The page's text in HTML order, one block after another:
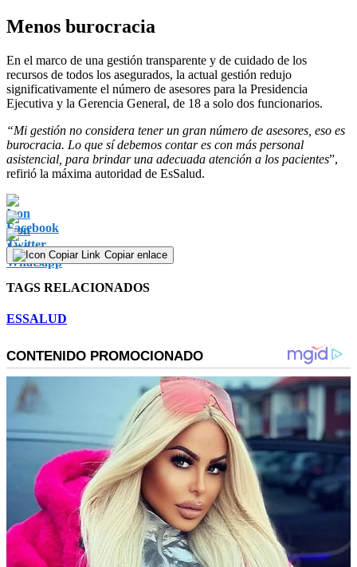
Menos burocracia
En el marco de una gestión transparente y de cuidado de los
recursos de todos los asegurados, la actual gestión redujo
significativamente el número de asesores para la Presidencia
Ejecutiva y la Gerencia General, de 18 a solo dos funcionarios.
“Mi gestión no considera tener un gran número de asesores, eso es
burocracia. Lo que sí debemos contar es con más personal
asistencial, para brindar una adecuada atención a los pacientes”,
refirió la máxima autoridad de EsSalud.
Copiar enlace
TAGS RELACIONADOS
ESSALUD